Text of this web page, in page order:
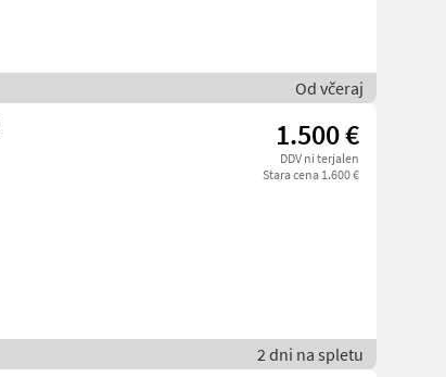
Od včeraj
1.500 €
DDV ni terjalen
Stara cena 1.600 €
2 dni na spletu